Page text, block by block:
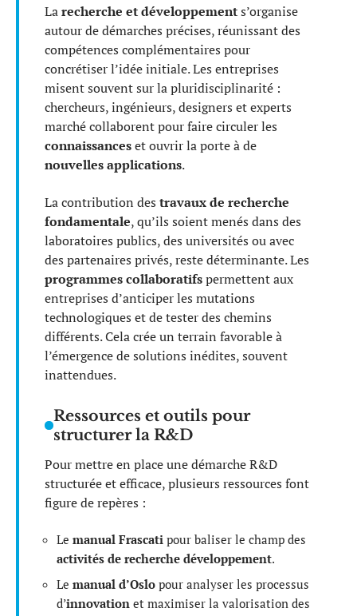
Larecherche et développements’organise
autour de démarches précises, réunissant des
compétences complémentaires pour
concrétiser l’idée initiale. Les entreprises
misent souvent sur la pluridisciplinarité :
chercheurs, ingénieurs, designers et experts
marché collaborent pour faire circuler les
connaissanceset ouvrir la porte à de
nouvelles applications.
La contribution des travaux de recherche
fondamentale, qu’ils soient menés dans des
laboratoires publics, des universités ou avec
des partenaires privés, reste déterminante. Les
programmes collaboratifspermettent aux
entreprises d’anticiper les mutations
technologiques et de tester des chemins
différents. Cela crée un terrain favorable à
l’émergence de solutions inédites, souvent
inattendues.
Ressources et outils pour
structurer la R&D
Pour mettre en place une démarche R&D
structurée et efficace, plusieurs ressources font
figure de repères :
Le manual Frascati pour baliser le champ des
activités de recherche développement.
Le manual d’Oslo pour analyser les processus
d’innovation et maximiser la valorisation des